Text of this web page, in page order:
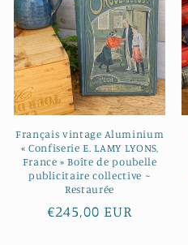
Français vintage Aluminium
« Confiserie E. LAMY LYONS,
France » Boîte de poubelle
publicitaire collective ~
Restaurée
Prix
€245,00 EUR